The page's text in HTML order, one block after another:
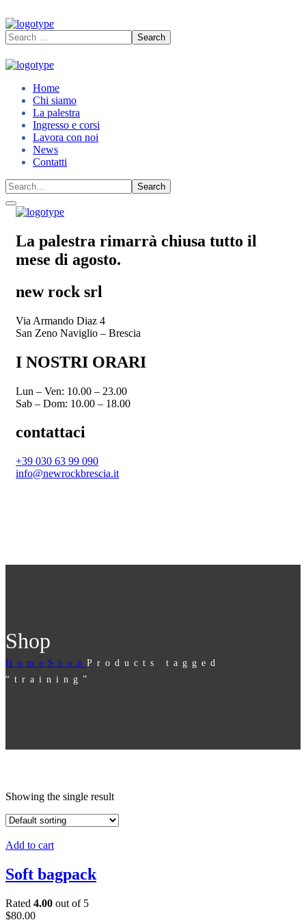
Home
Chi siamo
La palestra
Ingresso e corsi
Lavora con noi
News
Contatti
La palestra rimarrà chiusa tutto il
mese di agosto.
new rock srl
Via Armando Diaz 4
San Zeno Naviglio – Brescia
I NOSTRI ORARI
Lun – Ven: 10.00 – 23.00
Sab – Dom: 10.00 – 18.00
contattaci
+39 030 63 99 090
info@newrockbrescia.it
Shop
Home Shop Products tagged
“training”
Showing the single result
Add to cart
Soft bagpack
Rated 4.00 out of 5
$80.00